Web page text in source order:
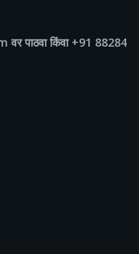
पाठवा किंवा +91 88284